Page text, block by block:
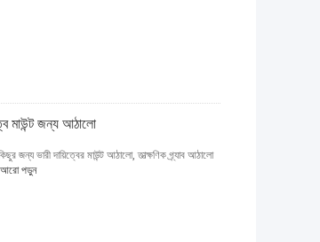
মাউন্ট জন্য আঠালো
ভারী দায়িত্বের মাউন্ট আঠালো, তাত্ক্ষণিক গ্র্যাব আঠালো
আরো পড়ুন